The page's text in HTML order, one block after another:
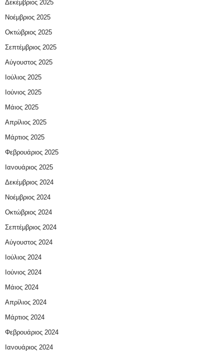
Δεκέμβριος 2025
Νοέμβριος 2025
Οκτώβριος 2025
Σεπτέμβριος 2025
Αύγουστος 2025
Ιούλιος 2025
Ιούνιος 2025
Μάιος 2025
Απρίλιος 2025
Μάρτιος 2025
Φεβρουάριος 2025
Ιανουάριος 2025
Δεκέμβριος 2024
Νοέμβριος 2024
Οκτώβριος 2024
Σεπτέμβριος 2024
Αύγουστος 2024
Ιούλιος 2024
Ιούνιος 2024
Μάιος 2024
Απρίλιος 2024
Μάρτιος 2024
Φεβρουάριος 2024
Ιανουάριος 2024